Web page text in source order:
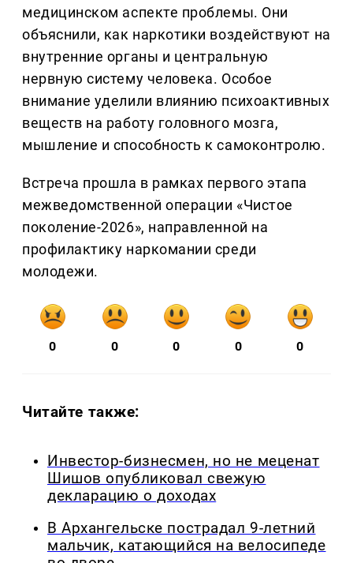
медицинском аспекте проблемы. Они
объяснили, как наркотики воздействуют на
внутренние органы и центральную
нервную систему человека. Особое
внимание уделили влиянию психоактивных
веществ на работу головного мозга,
мышление и способность к самоконтролю.
Встреча прошла в рамках первого этапа
межведомственной операции «Чистое
поколение-2026», направленной на
профилактику наркомании среди
молодежи.
0 0 0 0 0
Читайте также:
Инвестор-бизнесмен, но не меценат
Шишов опубликовал свежую
декларацию о доходах
В Архангельске пострадал 9-летний
мальчик, катающийся на велосипеде